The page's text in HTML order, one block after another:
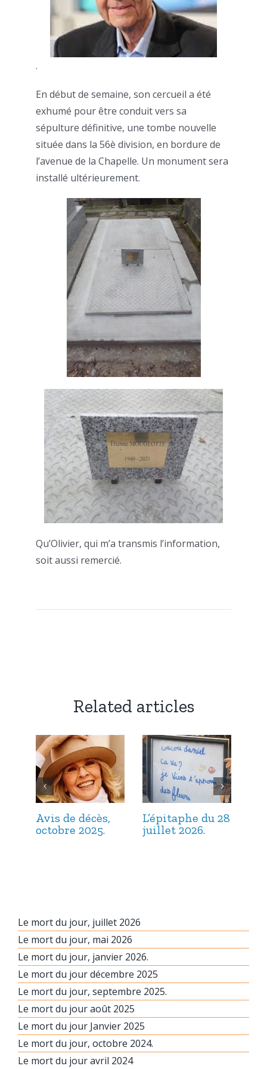
.
En début de semaine, son cercueil a été
exhumé pour être conduit vers sa
sépulture définitive, une tombe nouvelle
située dans la 56è division, en bordure de
l’avenue de la Chapelle. Un monument sera
installé ultérieurement.
Qu’Olivier, qui m’a transmis l’information,
soit aussi remercié.
Related articles
Avis de décès,
octobre 2025.
L’épitaphe du 28
juillet 2026.
Le mort du jour, juillet 2026
Le mort du jour, mai 2026
Le mort du jour, janvier 2026.
Le mort du jour décembre 2025
Le mort du jour, septembre 2025.
Le mort du jour août 2025
Le mort du jour Janvier 2025
Le mort du jour, octobre 2024.
Le mort du jour avril 2024